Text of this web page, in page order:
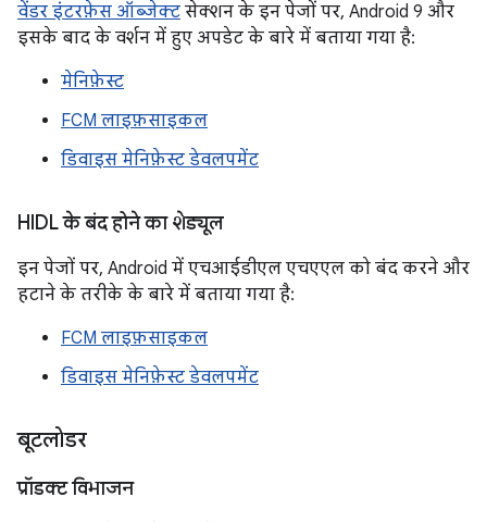
वेंडर इंटरफ़ेस ऑब्जेक्ट सेक्शन के इन पेजों पर, Android 9 और
इसके बाद के वर्शन में हुए अपडेट के बारे में बताया गया है:
मेनिफ़ेस्ट
FCM लाइफ़साइकल
डिवाइस मेनिफ़ेस्ट डेवलपमेंट
HIDL के बंद होने का शेड्यूल
इन पेजों पर, Android में एचआईडीएल एचएएल को बंद करने और
हटाने के तरीके के बारे में बताया गया है:
FCM लाइफ़साइकल
डिवाइस मेनिफ़ेस्ट डेवलपमेंट
बूटलोडर
प्रॉडक्ट विभाजन